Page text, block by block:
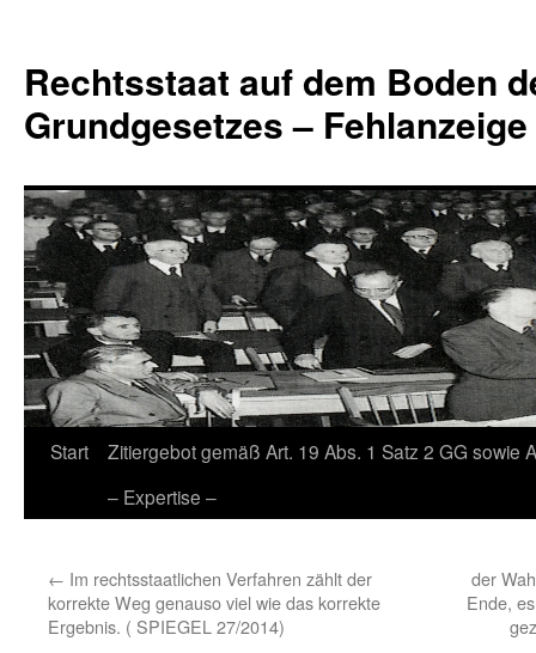
springen
Rechtsstaat auf dem Boden
Grundgesetzes –
Start
Zitiergebot gemäß Art. 19 Abs. 1 Satz 2 GG sowie
– Expertise –
← Im rechtsstaatlichen Verfahren zählt der
korrekte Weg genauso viel wie das korrekte
Ergebnis. ( SPIEGEL 27/2014)
der
Ende,